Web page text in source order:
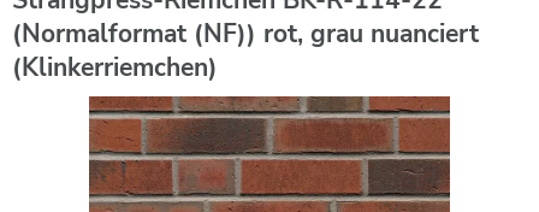
(Normalformat (NF)) rot, grau nuanciert
(Klinkerriemchen)